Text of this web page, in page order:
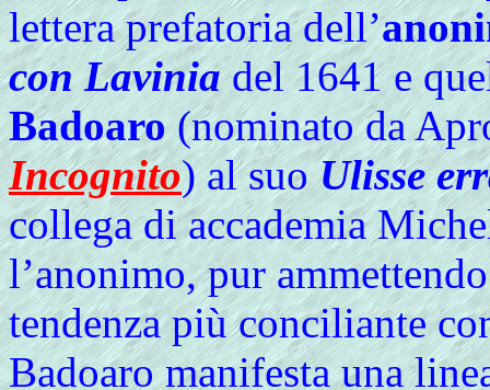
lettera prefatoria dell’
con Laviniadel 1641 e
Badoaro(nominato da
Incognito) al suoUlisse
collega di accademia
l’anonimo, pur
tendenza più conciliante
Badoaro manifesta una